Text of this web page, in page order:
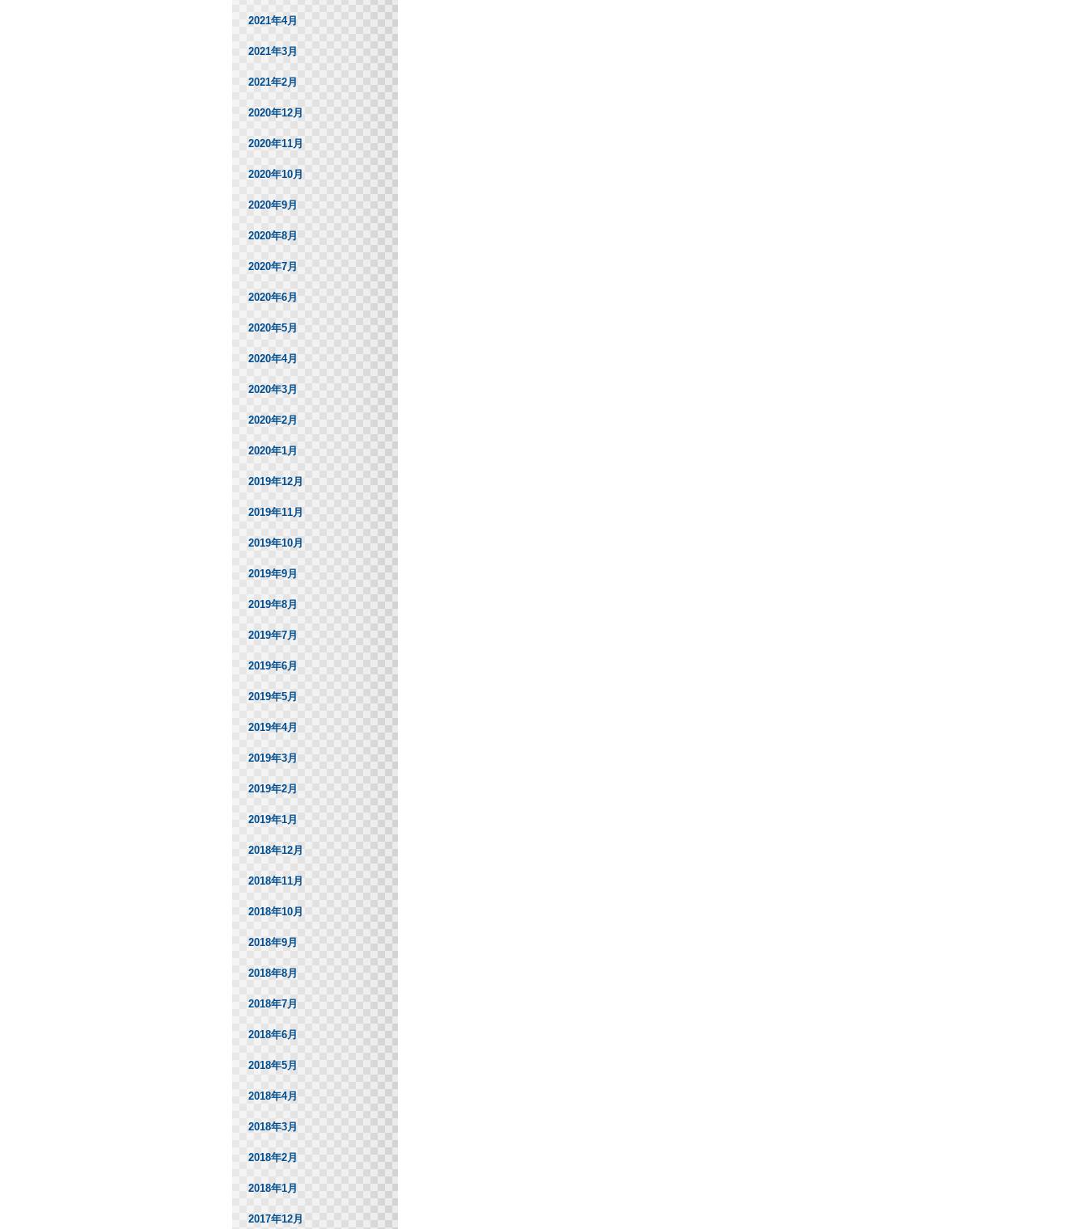
2021年4月
2021年3月
2021年2月
2020年12月
2020年11月
2020年10月
2020年9月
2020年8月
2020年7月
2020年6月
2020年5月
2020年4月
2020年3月
2020年2月
2020年1月
2019年12月
2019年11月
2019年10月
2019年9月
2019年8月
2019年7月
2019年6月
2019年5月
2019年4月
2019年3月
2019年2月
2019年1月
2018年12月
2018年11月
2018年10月
2018年9月
2018年8月
2018年7月
2018年6月
2018年5月
2018年4月
2018年3月
2018年2月
2018年1月
2017年12月